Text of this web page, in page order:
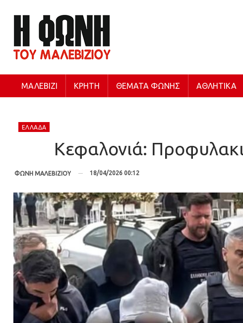
ΜΑΛΕΒΊΖΙ ΚΡΉΤΗ ΘΈΜΑΤΑ ΦΩΝΉΣ ΑΘΛΗΤΙΚΆ
ΕΛΛΆΔΑ
Κεφαλονιά:
ΦΩΝΗ ΜΑΛΕΒΙΖΙΟΥ 18/04/2026 00:12